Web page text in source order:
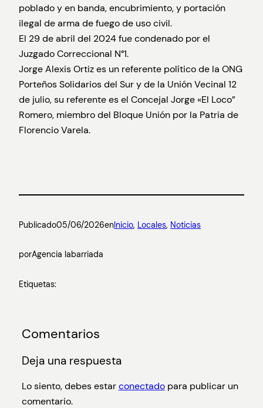
poblado y en banda, encubrimiento, y portación
ilegal de arma de fuego de uso civil.
El 29 de abril del 2024 fue condenado por el
Juzgado Correccional N°1.
Jorge Alexis Ortiz es un referente político de la ONG
Porteños Solidarios del Sur y de la Unión Vecinal 12
de julio, su referente es el Concejal Jorge «El Loco”
Romero, miembro del Bloque Unión por la Patria de
Florencio Varela.
Publicado05/06/2026enInicio, Locales, Noticias
porAgencia labarriada
Etiquetas:
Comentarios
Deja una respuesta
Lo siento, debes estarconectadopara publicar un
comentario.